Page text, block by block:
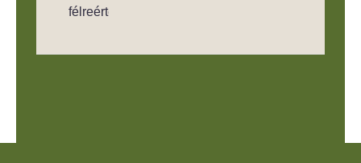
félreértéseket.